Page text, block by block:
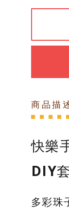
商品描
快樂
DIY
多彩珠